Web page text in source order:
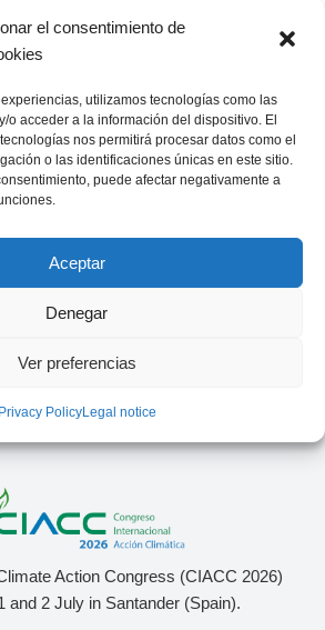
el consentimiento de
utilizamos tecnologías como las
o acceder a la información del dispositivo. El
nos permitirá procesar datos como el
o las identificaciones únicas en este sitio.
puede afectar negativamente a
Aceptar
Denegar
Ver preferencias
Privacy PolicyLegal notice
Action Congress (CIACC 2026)
and 2 July in Santander (Spain).